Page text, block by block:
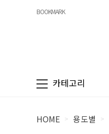
BOOKMARK
카테고리
HOME > 용도별 >